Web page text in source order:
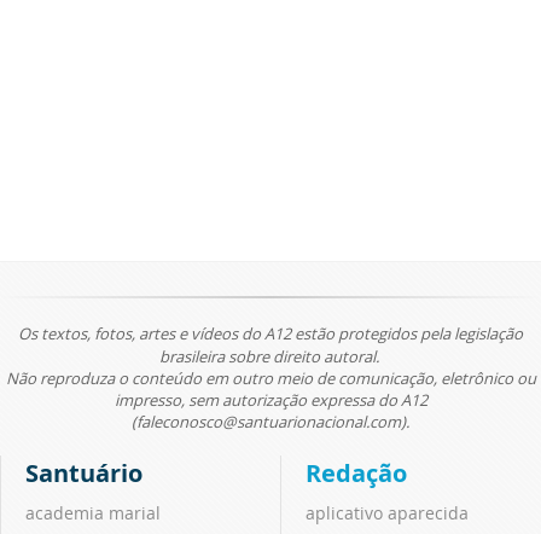
Os textos, fotos, artes e vídeos do A12 estão protegidos pela legislação
brasileira sobre direito autoral.
Não reproduza o conteúdo em outro meio de comunicação, eletrônico ou
impresso, sem autorização expressa do A12
(faleconosco@santuarionacional.com).
Santuário
academia marial
Redação
aplicativo aparecida